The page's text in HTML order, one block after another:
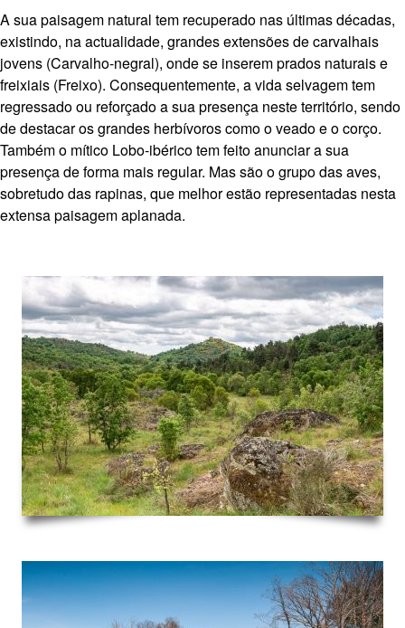
A sua paisagem natural tem recuperado nas últimas décadas,
existindo, na actualidade, grandes extensões de carvalhais
jovens (Carvalho-negral), onde se inserem prados naturais e
freixiais (Freixo). Consequentemente, a vida selvagem tem
regressado ou reforçado a sua presença neste território, sendo
de destacar os grandes herbívoros como o veado e o corço.
Também o mítico Lobo-ibérico tem feito anunciar a sua
presença de forma mais regular. Mas são o grupo das aves,
sobretudo das rapinas, que melhor estão representadas nesta
extensa paisagem aplanada.